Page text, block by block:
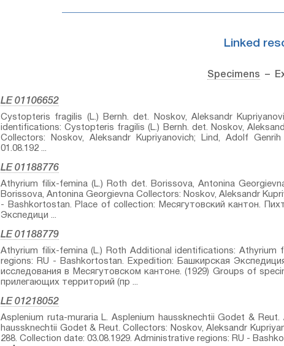
Linked
Specimens –
LE 01106652
Cystopteris fragilis (L.) Bernh.⁣ det. Noskov, Aleksandr
identifications: Cystopteris fragilis (L.) Bernh.⁣ det. Noskov,
Collectors: Noskov, Aleksandr Kupriyanovich; Lind, Adolf
01.08.192 ...
LE 01188776
Athyrium filix-femina (L.) Roth⁣ det. Borissova, Antonina
Borissova, Antonina Georgievna Collectors: Noskov, Aleksandr
- Bashkortostan. Place of collection: Месягутовский кантон.
Экспедици ...
LE 01188779
Athyrium filix-femina (L.) Roth⁣ Additional identifications: Athyrium
regions: RU - Bashkortostan. Expedition: Башкирская
исследования в Месягутовском кантоне. (1929) Groups of
прилегающих территорий (пр ...
LE 01218052
Asplenium ruta-muraria L. Asplenium haussknechtii Godet &
haussknechtii Godet & Reut.⁣ Collectors: Noskov, Aleksandr
288. Collection date: 03.08.1929. Administrative regions: RU -